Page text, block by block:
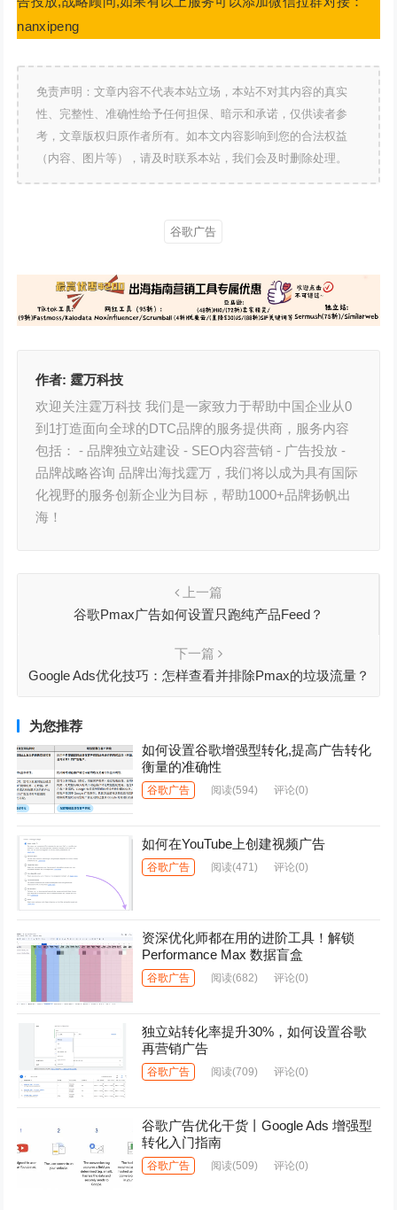
nanxipeng
免责声明：文章内容不代表本站立场，本站不对其内容的真实
性、完整性、准确性给予任何担保、暗示和承诺，仅供读者参
考，文章版权归原作者所有。如本文内容影响到您的合法权益
（内容、图片等），请及时联系本站，我们会及时删除处理。
谷歌广告
作者: 霆万科技
欢迎关注霆万科技 我们是一家致力于帮助中国企业从0
到1打造面向全球的DTC品牌的服务提供商，服务内容
包括： - 品牌独立站建设 - SEO内容营销 - 广告投放 -
品牌战略咨询 品牌出海找霆万，我们将以成为具有国际
化视野的服务创新企业为目标，帮助1000+品牌扬帆出
海！
上一篇
谷歌Pmax广告如何设置只跑纯产品Feed？
下一篇
Google Ads优化技巧：怎样查看并排除Pmax的垃圾流量？
为您推荐
如何设置谷歌增强型转化,提高广告转化
衡量的准确性
谷歌广告 阅读(594) 评论(0)
如何在YouTube上创建视频广告
谷歌广告 阅读(471) 评论(0)
资深优化师都在用的进阶工具！解锁
Performance Max 数据盲盒
谷歌广告 阅读(682) 评论(0)
独立站转化率提升30%，如何设置谷歌
再营销广告
谷歌广告 阅读(709) 评论(0)
谷歌广告优化干货丨Google Ads 增强型
转化入门指南
谷歌广告 阅读(509) 评论(0)